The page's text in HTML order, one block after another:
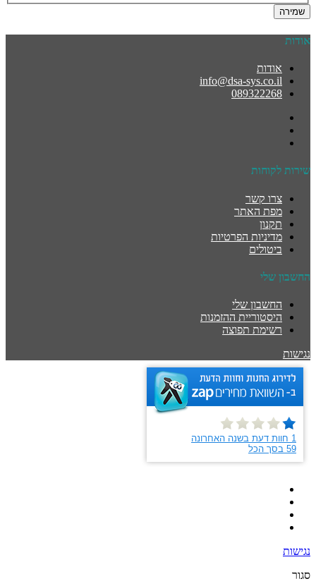
שמירה
אודות
אודות
info@dsa-sys.co.il
089322268
שירות לקוחות
צרו קשר
מפת האתר
תקנון
מדיניות הפרטיות
ביטולים
החשבון שלי
החשבון שלי
היסטוריית ההזמנות
רשימת תפוצה
נגישות
נגישות
סגור